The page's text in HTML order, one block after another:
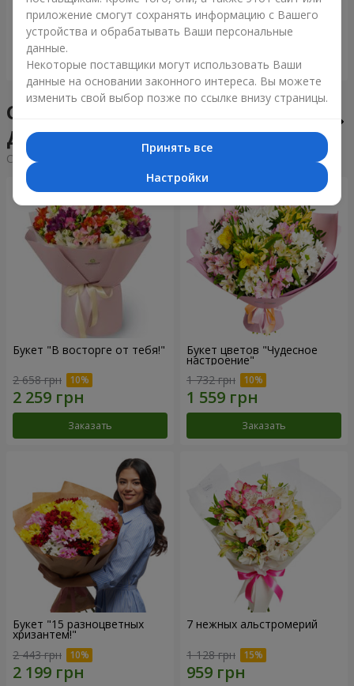
6 306 грн
Заказать
1 332 грн
Заказать
Сборные букеты в городе
Дубно
Cортировка: дорогие
Букет "В восторге от тебя!"
2 658 грн
Заказать
Букет цветов "Чудесное
настроение"
1 732 грн
Заказать
Букет "15 разноцветных
хризантем!"
2 443 грн
7 нежных альстромерий
1 128 грн
приложение смогут сохранять информацию с Вашего
устройства и обрабатывать Ваши персональные
данные.
Некоторые поставщики могут использовать Ваши
данные на основании законного интереса. Вы можете
изменить свой выбор позже по ссылке внизу страницы.
Принять все
Настройки